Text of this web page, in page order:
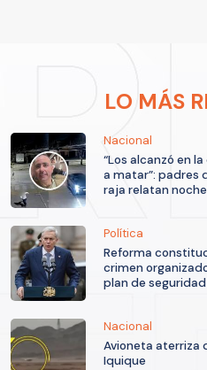
LO MÁS
Nacional
“Los alcanzó en
a matar”: padres
raja relatan
Política
Reforma
crimen
plan de
Nacional
Avioneta aterriza
Iquique